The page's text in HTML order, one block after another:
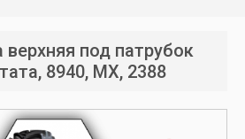
под патрубок
8940, MX, 2388